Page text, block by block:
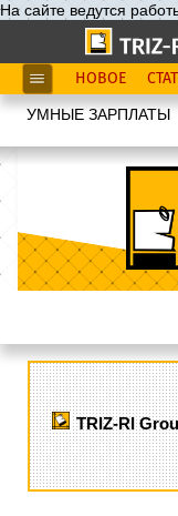
На сайте ведутся
НОВОЕ
УМНЫЕ ЗАРПЛАТЫ
TRIZ-RI